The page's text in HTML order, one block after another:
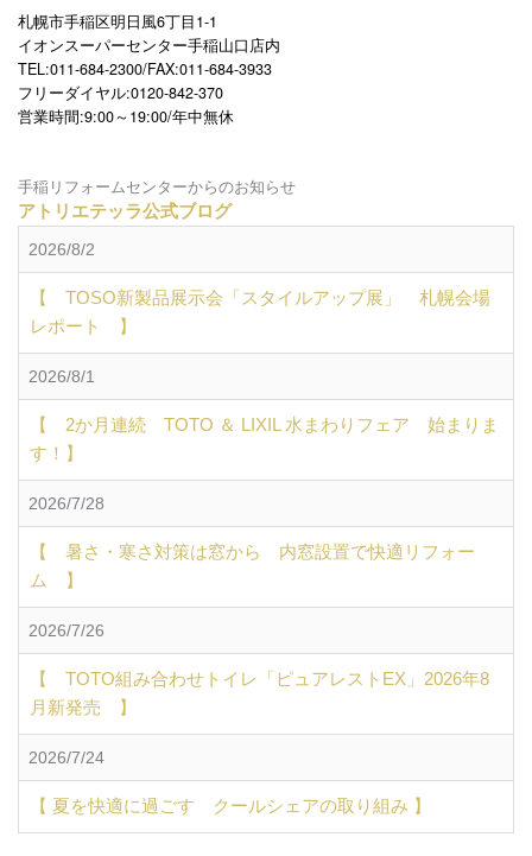
札幌市手稲区明日風6丁目1-1
イオンスーパーセンター手稲山口店内
TEL:011-684-2300/FAX:011-684-3933
フリーダイヤル:0120-842-370
営業時間:9:00～19:00/年中無休
手稲リフォームセンターからのお知らせ
アトリエテッラ公式ブログ
2026/8/2
【 TOSO新製品展示会「スタイルアップ展」 札幌会場
レポート 】
2026/8/1
【 2か月連続 TOTO ＆ LIXIL 水まわりフェア 始まりま
す！】
2026/7/28
【 暑さ・寒さ対策は窓から 内窓設置で快適リフォー
ム 】
2026/7/26
【 TOTO組み合わせトイレ「ピュアレストEX」2026年8
月新発売 】
2026/7/24
【 夏を快適に過ごす クールシェアの取り組み 】